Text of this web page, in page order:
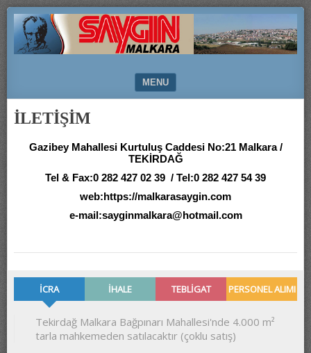
SAYGIN
MALKARA
MENU
SKIP TO CONTENT
İLETİŞİM
Gazibey Mahallesi Kurtuluş Caddesi No:21 Malkara /
TEKİRDAĞ
Tel & Fax:0 282 427 02 39 / Tel:0 282 427 54 39
web:https://malkarasaygin.com
e-mail:sayginmalkara@hotmail.com